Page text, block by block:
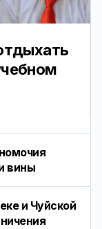
вины
и Чуйской